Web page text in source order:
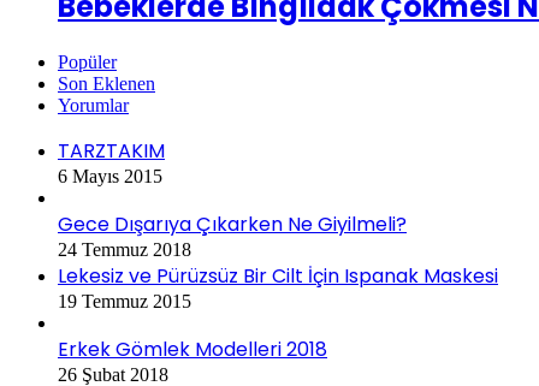
Popüler
Son Eklenen
Yorumlar
TARZTAKIM
6 Mayıs 2015
Gece Dışarıya Çıkarken Ne Giyilmeli?
24 Temmuz 2018
Lekesiz ve Pürüzsüz Bir Cilt İçin Ispanak Maskesi
19 Temmuz 2015
Erkek Gömlek Modelleri 2018
26 Şubat 2018